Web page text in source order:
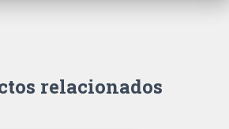
relacionados